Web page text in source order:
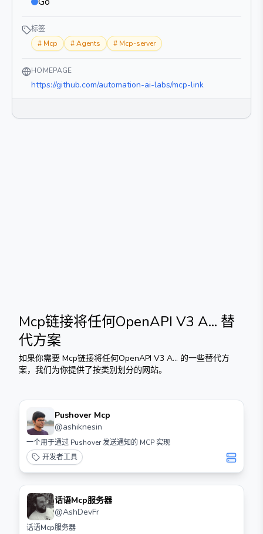
标签
# Mcp #Agents # Mcp-server
HOMEPAGE
https://github.com/automation-ai-labs/mcp-link
Mcp链接将任何OpenAPI V3 A... 替
代方案
如果你需要 Mcp链接将任何OpenAPI V3 A... 的一些替代方
案，我们为你提供了按类别划分的网站。
Pushover Mcp
@ashiknesin
一个用于通过 Pushover 发送通知的 MCP 实现
开发者工具
话语Mcp服务器
@AshDevFr
话语Mcp服务器